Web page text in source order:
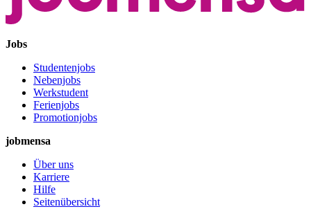
Jobs
Studentenjobs
Nebenjobs
Werkstudent
Ferienjobs
Promotionjobs
jobmensa
Über uns
Karriere
Hilfe
Seitenübersicht